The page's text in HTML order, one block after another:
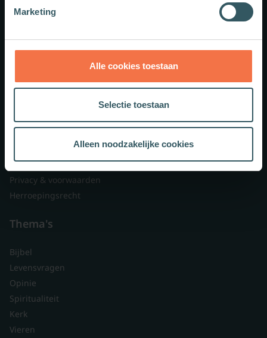
Marketing
Alle cookies toestaan
Selectie toestaan
Alleen noodzakelijke cookies
Schrijf je in voor onze nieuwsbrief.
Lid worden
Nieuwsbrieven
Branded content
Privacy & voorwaarden
Herroepingsrecht
Thema's
Bijbel
Levensvragen
Opinie
Spiritualiteit
Kerk
Vieren